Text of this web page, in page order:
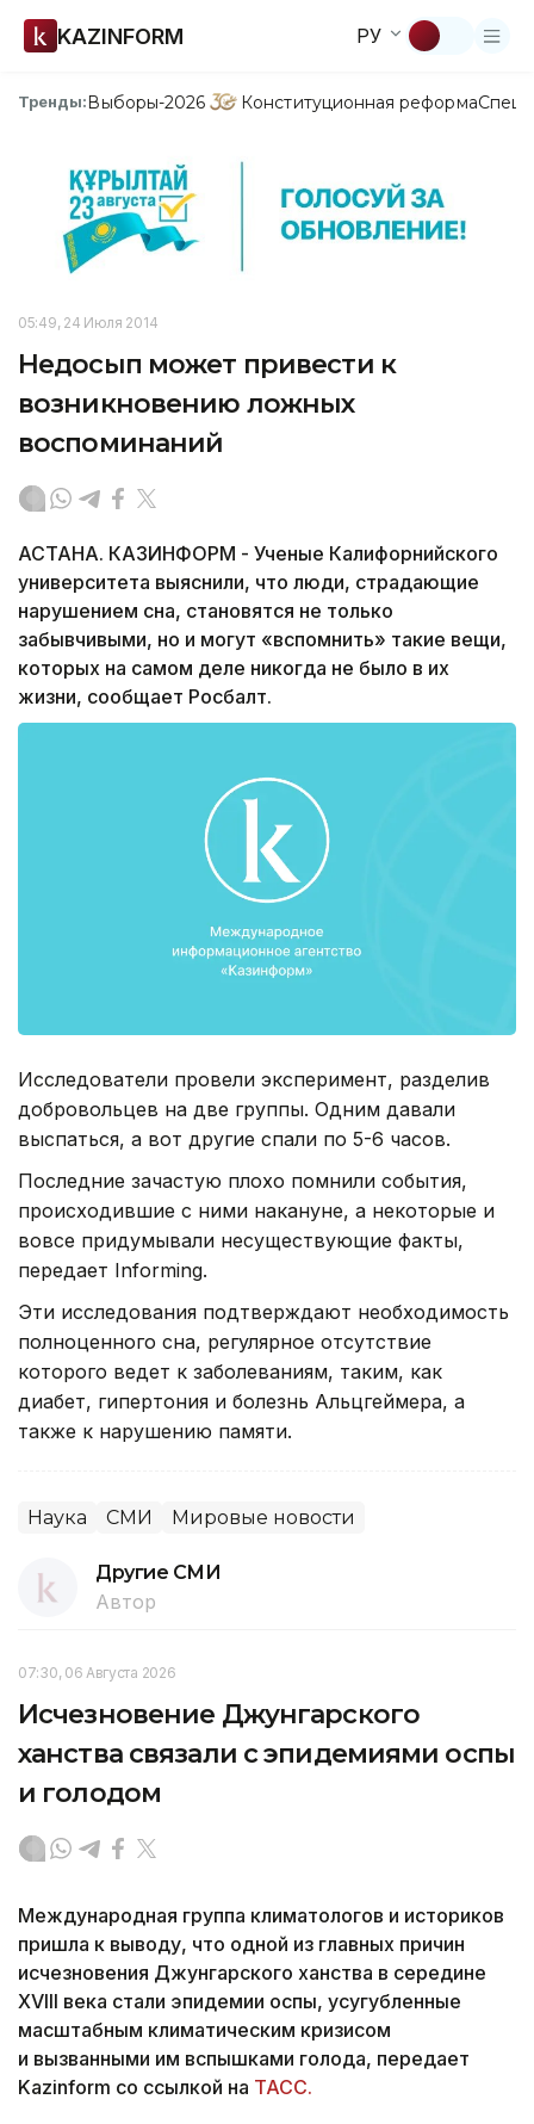
KAZINFORM РУ
Тренды:Выборы-2026 Конституционная реформа
05:49, 24 Июля 2014
Недосып может привести к
возникновению ложных
воспоминаний
АСТАНА. КАЗИНФОРМ - Ученые Калифорнийского
университета выяснили, что люди, страдающие
нарушением сна, становятся не только
забывчивыми, но и могут «вспомнить» такие вещи,
которых на самом деле никогда не было в их
жизни, сообщает Росбалт.
Исследователи провели эксперимент, разделив
добровольцев на две группы. Одним давали
выспаться, а вот другие спали по 5-6 часов.
Последние зачастую плохо помнили события,
происходившие с ними накануне, а некоторые и
вовсе придумывали несуществующие факты,
передает Informing.
Эти исследования подтверждают необходимость
полноценного сна, регулярное отсутствие
которого ведет к заболеваниям, таким, как
диабет, гипертония и болезнь Альцгеймера, а
также к нарушению памяти.
Наука СМИ Мировые новости
Другие СМИ
Автор
07:30, 06 Августа 2026
Исчезновение Джунгарского
ханства связали с эпидемиями оспы
и голодом
Международная группа климатологов и историков
пришла к выводу, что одной из главных причин
исчезновения Джунгарского ханства в середине
XVIII века стали эпидемии оспы, усугубленные
масштабным климатическим кризисом
и вызванными им вспышками голода, передает
Kazinform со ссылкой на ТАСС.